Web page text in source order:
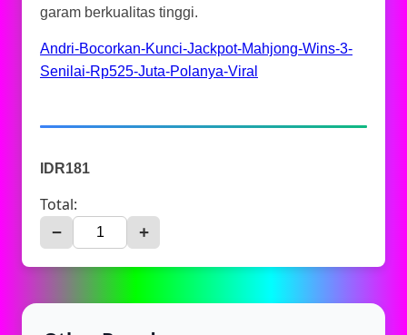
garam berkualitas tinggi.
Andri-Bocorkan-Kunci-Jackpot-Mahjong-Wins-3-
Senilai-Rp525-Juta-Polanya-Viral
IDR181
Total:
− +